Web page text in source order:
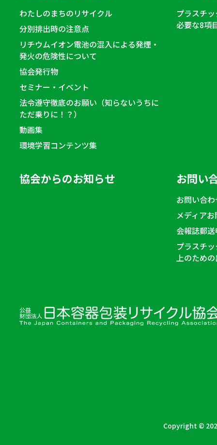
わたしのまちのリサイクル
分別排出時の注意点
リチウムイオン電池の混入による発煙・
発火の危険性について
協会発行物
セミナー・イベント
法令遵守徹底のお願い（知らないうちに
ただ乗りに！？）
動画集
環境学習コンテンツ集
プラスチ
必要な8項
協会からのお知らせ お問い
お問い合
メディア
会報誌郵
プラスチ
上のため
Copyright ©